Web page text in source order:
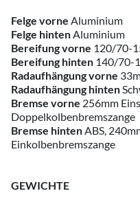
Felge vorne Aluminium
Felge hinten Aluminium
Bereifung vorne 120/70-
Bereifung hinten 140/70-
Radaufhängung vorne
Radaufhängung hinten
Bremse vorne 256mm
Doppelkolbenbremszange
Bremse hinten ABS,
Einkolbenbremszange
GEWICHTE